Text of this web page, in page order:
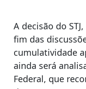
A decisão do
fim das
cumulatividade
ainda será
Federal, que